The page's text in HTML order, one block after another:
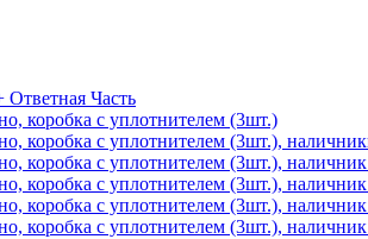
Ответная Часть
коробка с уплотнителем (3шт.)
коробка с уплотнителем (3шт.),
коробка с уплотнителем (3шт.),
коробка с уплотнителем (3шт.),
коробка с уплотнителем (3шт.),
коробка с уплотнителем (3шт.),